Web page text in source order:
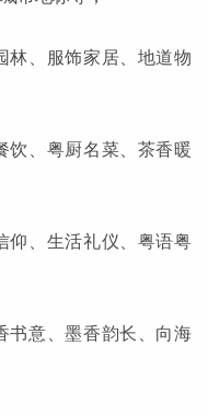
林、服饰家居、地道物
饮、粤厨名菜、茶香暖
仰、生活礼仪、粤语粤
书意、墨香韵长、向海